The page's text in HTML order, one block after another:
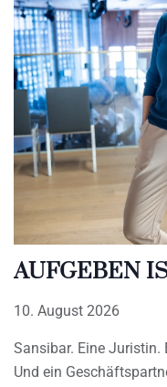
AUFGEBEN
10. August 2026
Sansibar. Eine Juristin.
Und ein